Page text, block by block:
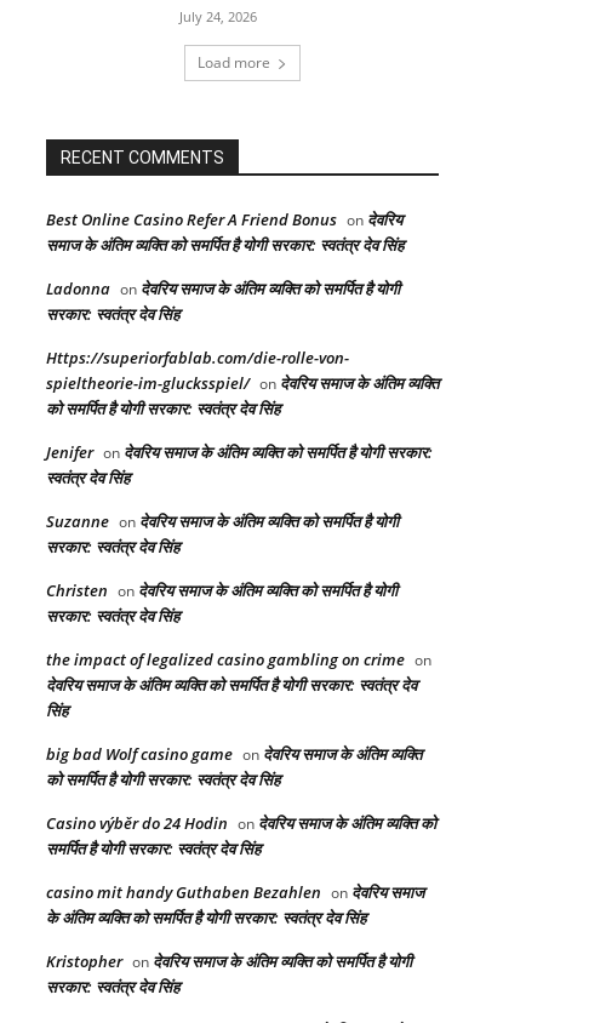
July 24, 2026
Load more
RECENT COMMENTS
Best Online Casino Refer A Friend Bonus on देवरिय
समाज के अंतिम व्यक्ति को समर्पित है योगी सरकार: स्वतंत्र देव सिंह
Ladonna on देवरिय समाज के अंतिम व्यक्ति को समर्पित है योगी
सरकार: स्वतंत्र देव सिंह
Https://superiorfablab.com/die-rolle-von-
spieltheorie-im-glucksspiel/ on देवरिय समाज के अंतिम व्यक्ति
को समर्पित है योगी सरकार: स्वतंत्र देव सिंह
Jenifer on देवरिय समाज के अंतिम व्यक्ति को समर्पित है योगी सरकार:
स्वतंत्र देव सिंह
Suzanne on देवरिय समाज के अंतिम व्यक्ति को समर्पित है योगी
सरकार: स्वतंत्र देव सिंह
Christen on देवरिय समाज के अंतिम व्यक्ति को समर्पित है योगी
सरकार: स्वतंत्र देव सिंह
the impact of legalized casino gambling on crime on
देवरिय समाज के अंतिम व्यक्ति को समर्पित है योगी सरकार: स्वतंत्र देव
सिंह
big bad Wolf casino game on देवरिय समाज के अंतिम व्यक्ति
को समर्पित है योगी सरकार: स्वतंत्र देव सिंह
Casino výběr do 24 Hodin on देवरिय समाज के अंतिम व्यक्ति को
समर्पित है योगी सरकार: स्वतंत्र देव सिंह
casino mit handy Guthaben Bezahlen on देवरिय समाज
के अंतिम व्यक्ति को समर्पित है योगी सरकार: स्वतंत्र देव सिंह
Kristopher on देवरिय समाज के अंतिम व्यक्ति को समर्पित है योगी
सरकार: स्वतंत्र देव सिंह